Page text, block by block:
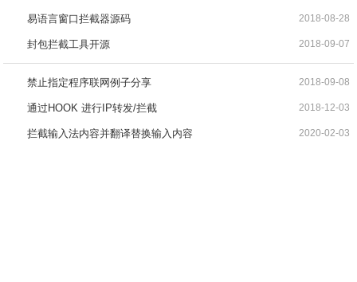
易语言窗口拦截器源码 2018-08-28
封包拦截工具开源 2018-09-07
禁止指定程序联网例子分享 2018-09-08
通过HOOK 进行IP转发/拦截 2018-12-03
拦截输入法内容并翻译替换输入内容 2020-02-03